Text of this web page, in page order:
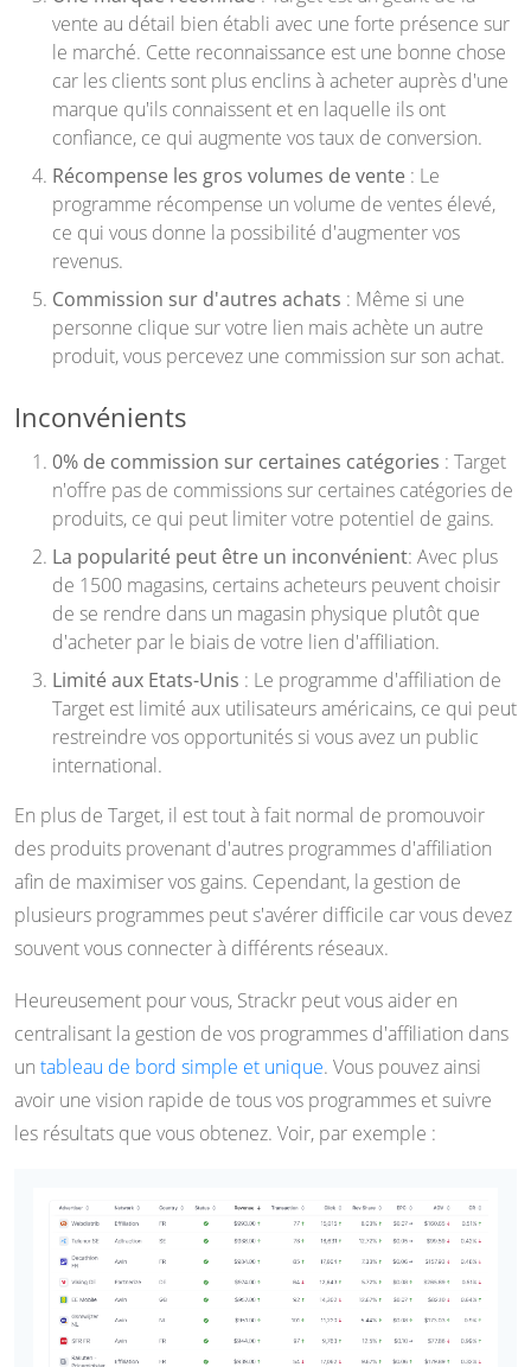
vente au détail bien établi avec une forte présence sur
le marché. Cette reconnaissance est une bonne chose
car les clients sont plus enclins à acheter auprès d'une
marque qu'ils connaissent et en laquelle ils ont
confiance, ce qui augmente vos taux de conversion.
Récompense les gros volumes de vente : Le
programme récompense un volume de ventes élevé,
ce qui vous donne la possibilité d'augmenter vos
revenus.
Commission sur d'autres achats : Même si une
personne clique sur votre lien mais achète un autre
produit, vous percevez une commission sur son achat.
Inconvénients
0% de commission sur certaines catégories : Target
n'offre pas de commissions sur certaines catégories de
produits, ce qui peut limiter votre potentiel de gains.
La popularité peut être un inconvénient: Avec plus
de 1500 magasins, certains acheteurs peuvent choisir
de se rendre dans un magasin physique plutôt que
d'acheter par le biais de votre lien d'affiliation.
Limité aux Etats-Unis : Le programme d'affiliation de
Target est limité aux utilisateurs américains, ce qui peut
restreindre vos opportunités si vous avez un public
international.
En plus de Target, il est tout à fait normal de promouvoir
des produits provenant d'autres programmes d'affiliation
afin de maximiser vos gains. Cependant, la gestion de
plusieurs programmes peut s'avérer difficile car vous devez
souvent vous connecter à différents réseaux.
Heureusement pour vous, Strackr peut vous aider en
centralisant la gestion de vos programmes d'affiliation dans
un tableau de bord simple et unique. Vous pouvez ainsi
avoir une vision rapide de tous vos programmes et suivre
les résultats que vous obtenez. Voir, par exemple :